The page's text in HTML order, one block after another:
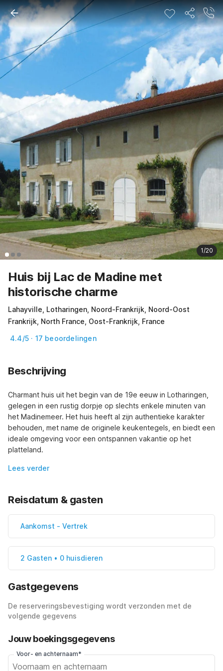
1/20
Huis bij Lac de Madine met
historische charme
Lahayville, Lotharingen, Noord-Frankrijk, Noord-Oost
Frankrijk, North France, Oost-Frankrijk, France
4.4/5 · 17 beoordelingen
Beschrijving
Charmant huis uit het begin van de 19e eeuw in Lotharingen,
gelegen in een rustig dorpje op slechts enkele minuten van
het Madinemeer. Het huis heeft al zijn authentieke karakter
behouden, met name de originele keukentegels, en biedt een
ideale omgeving voor een ontspannen vakantie op het
platteland.
Lees verder
Reisdatum & gasten
Aankomst - Vertrek
2 Gasten • 0 huisdieren
Gastgegevens
De reserveringsbevestiging wordt verzonden met de
volgende gegevens
Jouw boekingsgegevens
Voor- en achternaam*